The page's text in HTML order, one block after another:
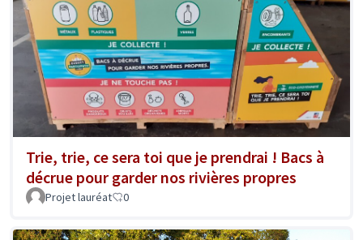
Trie, trie, ce sera toi que je prendrai ! Bacs à
décrue pour garder nos rivières propres
Projet lauréat 0